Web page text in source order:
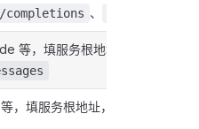
、
等，填服务根地址，客户端自动拼
，填服务根地址，客户端自动拼接